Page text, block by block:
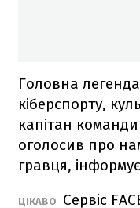
Головна
кіберспорту,
капітан
оголосив про
гравця, інформує
ЦІКАВО
Сервіс